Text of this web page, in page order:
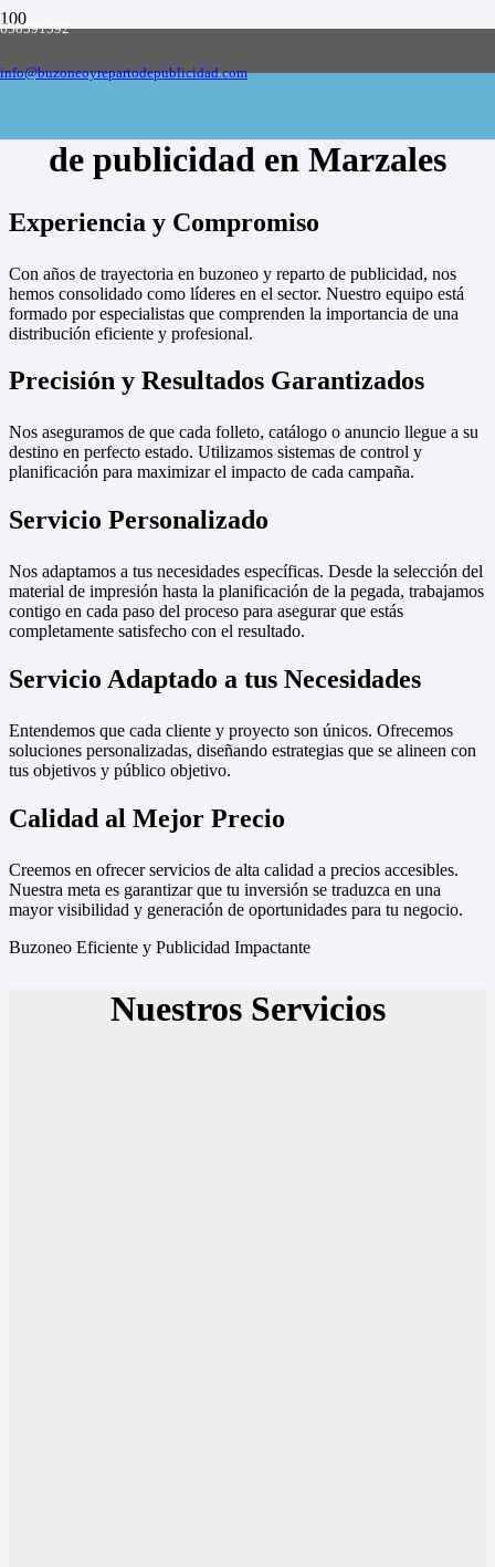
658591592
info@buzoneoyrepartodepublicidad.com
Empresa de buzoneo y reparto de publicidad
de publicidad en Marzales
Experiencia y Compromiso
Con años de trayectoria en buzoneo y reparto de publicidad, nos
hemos consolidado como líderes en el sector. Nuestro equipo está
formado por especialistas que comprenden la importancia de una
distribución eficiente y profesional.
Precisión y Resultados Garantizados
Nos aseguramos de que cada folleto, catálogo o anuncio llegue a su
destino en perfecto estado. Utilizamos sistemas de control y
planificación para maximizar el impacto de cada campaña.
Servicio Personalizado
Nos adaptamos a tus necesidades específicas. Desde la selección del
material de impresión hasta la planificación de la pegada, trabajamos
contigo en cada paso del proceso para asegurar que estás
completamente satisfecho con el resultado.
Servicio Adaptado a tus Necesidades
Entendemos que cada cliente y proyecto son únicos. Ofrecemos
soluciones personalizadas, diseñando estrategias que se alineen con
tus objetivos y público objetivo.
Calidad al Mejor Precio
Creemos en ofrecer servicios de alta calidad a precios accesibles.
Nuestra meta es garantizar que tu inversión se traduzca en una
mayor visibilidad y generación de oportunidades para tu negocio.
Buzoneo Eficiente y Publicidad Impactante
Nuestros Servicios